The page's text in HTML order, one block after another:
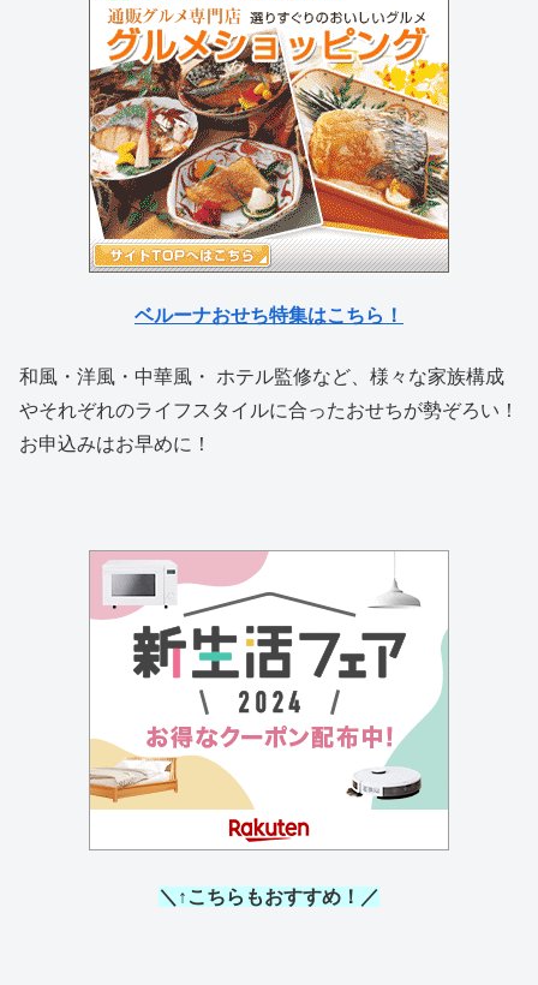
ベルーナおせち特集はこちら！
和風・洋風・中華風・ ホテル監修など、様々な家族構成
やそれぞれのライフスタイルに合ったおせちが勢ぞろい！
お申込みはお早めに！
＼↑こちらもおすすめ！／